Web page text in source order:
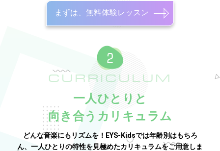
まずは、無料体験レッスン
CURRICULUM
一人ひとりと
向き合うカリキュラム
どんな音楽にもリズムを！EYS-Kidsでは年齢別はもちろ
ん、一人ひとりの特性を見極めたカリキュラムをご用意しま